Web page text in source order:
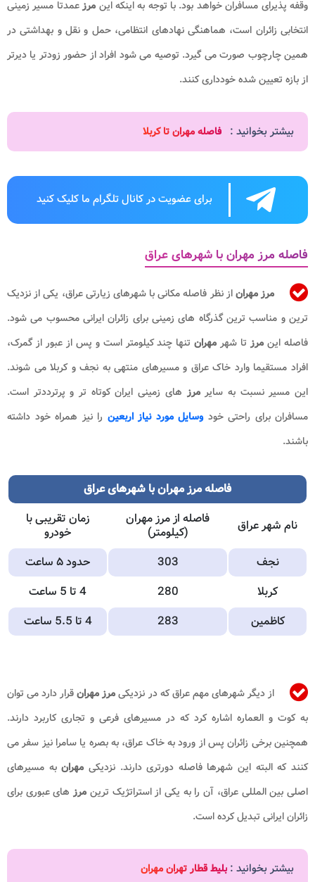
وقفه پذیرای مسافران خواهد بود. با توجه به اینکه این مرزعمدتا مسیر زمینی
انتخابی زائران است، هماهنگی نهادهای انتظامی، حمل و نقل و بهداشتی در
همین چارچوب صورت می گیرد. توصیه می شود افراد از حضور زودتر یا دیرتر
از بازه تعیین شده خودداری کنند.
بیشتر بخوانید : فاصله مهران تا کربلا
برای عضویت در کانال تلگرام ما کلیک کنید
فاصله مرز مهران با شهرهای عراق
مرز مهراناز نظر فاصله مکانی با شهرهای زیارتی عراق، یکی از نزدیک
ترین و مناسب ترین گذرگاه های زمینی برای زائران ایرانی محسوب می شود.
فاصله این مرز تا شهر مهران تنها چند کیلومتر است و پس از عبور از گمرک،
افراد مستقیما وارد خاک عراق و مسیرهای منتهی به نجف و کربلا می شوند.
این مسیر نسبت به سایرمرز های زمینی ایران کوتاه تر و پرترددتر است.
مسافران برای راحتی خودوسایل مورد نیاز اربعین را نیز همراه خود داشته
باشند.
فاصله مرز مهران با شهرهای عراق
نام شهر عراق
فاصله از مرز مهران
(کیلومتر)
زمان تقریبی با
خودرو
نجف
303
حدود ۵ ساعت
کربلا
280
4 تا 5 ساعت
کاظمین
283 4 تا 5.5 ساعت
از دیگر شهرهای مهم عراق که در نزدیکیمرز مهرانقرار دارد می توان
به کوت و العماره اشاره کرد که در مسیرهای فرعی و تجاری کاربرد دارند.
همچنین برخی زائران پس از ورود به خاک عراق، به بصره یا سامرا نیز سفر می
کنند که البته این شهرها فاصله دورتری دارند. نزدیکی مهرانبه مسیرهای
اصلی بین المللی عراق، آن را به یکی از استراتژیک ترین مرز های عبوری برای
زائران ایرانی تبدیل کرده است.
بیشتر بخوانید : بلیط قطار تهران مهران